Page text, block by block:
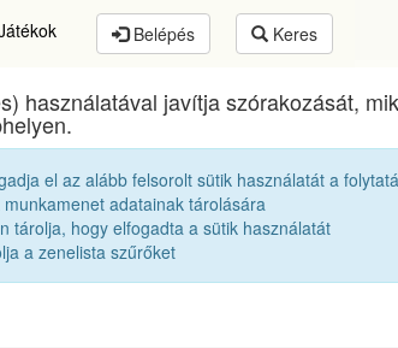
Belépés Keres
Líceumegykori diákjai 1981 12B
P. Emese
használatával javítja szórakozását,
el az alább felsorolt sütik használatát a
adatainak tárolására
tárolja, hogy elfogadta a sütik használatát
a zenelista szűrőket